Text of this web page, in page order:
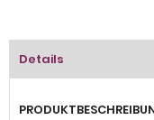
Details